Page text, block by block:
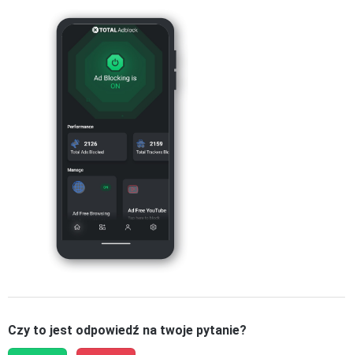
Czy to jest odpowiedź na twoje pytanie?